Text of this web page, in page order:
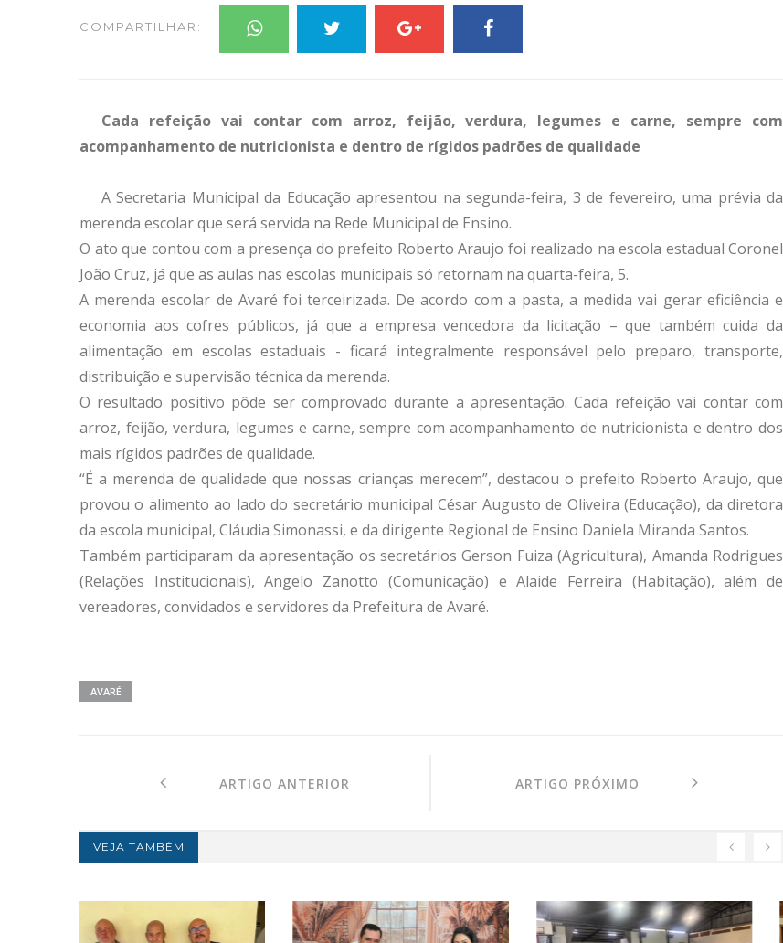
COMPARTILHAR:
Cada refeição vai contar com arroz, feijão, verdura, legumes e carne, sempre com
acompanhamento de nutricionista e dentro de rígidos padrões de qualidade
A Secretaria Municipal da Educação apresentou na segunda-feira, 3 de fevereiro, uma prévia da
merenda escolar que será servida na Rede Municipal de Ensino.
O ato que contou com a presença do prefeito Roberto Araujo foi realizado na escola estadual Coronel
João Cruz, já que as aulas nas escolas municipais só retornam na quarta-feira, 5.
A merenda escolar de Avaré foi terceirizada. De acordo com a pasta, a medida vai gerar eficiência e
economia aos cofres públicos, já que a empresa vencedora da licitação – que também cuida da
alimentação em escolas estaduais - ficará integralmente responsável pelo preparo, transporte,
distribuição e supervisão técnica da merenda.
O resultado positivo pôde ser comprovado durante a apresentação. Cada refeição vai contar com
arroz, feijão, verdura, legumes e carne, sempre com acompanhamento de nutricionista e dentro dos
mais rígidos padrões de qualidade.
“É a merenda de qualidade que nossas crianças merecem”, destacou o prefeito Roberto Araujo, que
provou o alimento ao lado do secretário municipal César Augusto de Oliveira (Educação), da diretora
da escola municipal, Cláudia Simonassi, e da dirigente Regional de Ensino Daniela Miranda Santos.
Também participaram da apresentação os secretários Gerson Fuiza (Agricultura), Amanda Rodrigues
(Relações Institucionais), Angelo Zanotto (Comunicação) e Alaide Ferreira (Habitação), além de
vereadores, convidados e servidores da Prefeitura de Avaré.
AVARÉ
ARTIGO ANTERIOR ARTIGO PRÓXIMO
VEJA TAMBÉM